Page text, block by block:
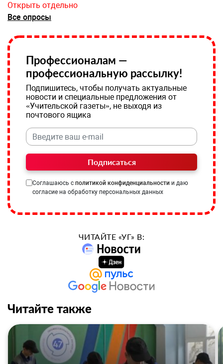
Открыть отдельно
Все опросы
Профессионалам —
профессиональную рассылку!
Подпишитесь, чтобы получать актуальные
новости и специальные предложения от
«Учительской газеты», не выходя из
почтового ящика
Подписаться
Соглашаюсь с политикой конфиденциальности и даю
согласие на обработку персональных данных
ЧИТАЙТЕ «УГ» В:
Читайте также